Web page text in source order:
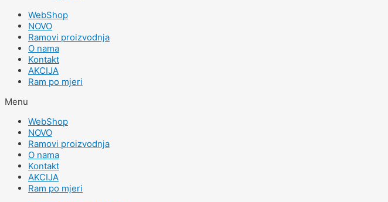
WebShop
NOVO
Ramovi proizvodnja
O nama
Kontakt
AKCIJA
Ram po mjeri
Menu
WebShop
NOVO
Ramovi proizvodnja
O nama
Kontakt
AKCIJA
Ram po mjeri